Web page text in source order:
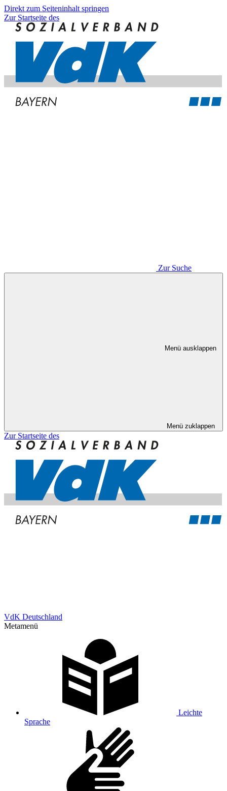
Direkt zum Seiteninhalt springen
Zur Startseite des
Zur Suche
Menü ausklappen
Menü zuklappen
Zur Startseite des
VdK Deutschland
Metamenü
Leichte
Sprache